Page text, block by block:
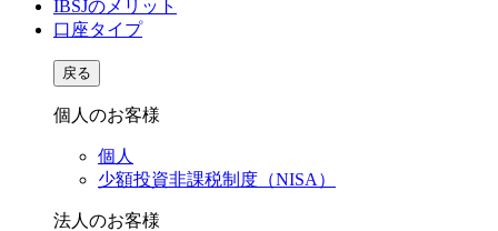
IBSJのメリット
口座タイプ
戻る
個人のお客様
個人
少額投資非課税制度（NISA）
法人のお客様